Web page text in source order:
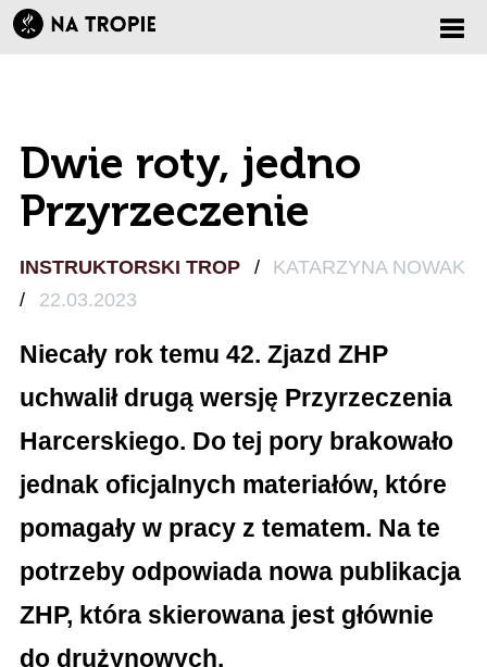
Dwie roty, jedno
Przyrzeczenie
INSTRUKTORSKI TROP /
KATARZYNA NOWAK
/
22.03.2023
Niecały rok temu 42. Zjazd ZHP
uchwalił drugą wersję Przyrzeczenia
Harcerskiego. Do tej pory brakowało
jednak oficjalnych materiałów, które
pomagały w pracy z tematem. Na te
potrzeby odpowiada nowa publikacja
ZHP, która skierowana jest głównie
do drużynowych.